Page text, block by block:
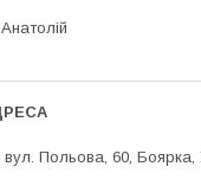
Анатолій
вул. Польова, 60, Боярка,